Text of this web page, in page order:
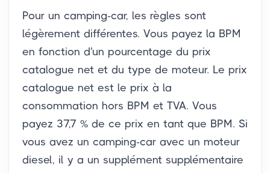
Pour un camping-car, les règles sont
légèrement différentes. Vous payez la BPM
en fonction d'un pourcentage du prix
catalogue net et du type de moteur. Le prix
catalogue net est le prix à la
consommation hors BPM et TVA. Vous
payez 37,7 % de ce prix en tant que BPM. Si
vous avez un camping-car avec un moteur
diesel, il y a un supplément supplémentaire